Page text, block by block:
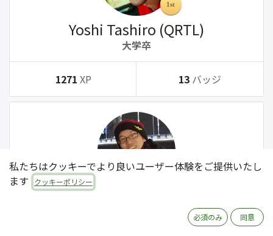
Yoshi Tashiro (QRTL)
大学卒
1271 XP 13 バッジ
Tatsuki Kanda (QRTL)
私たちはクッキーでより良いユーザー体験をご提供いたし
ます
クッキーポリシー
必須のみ 同意